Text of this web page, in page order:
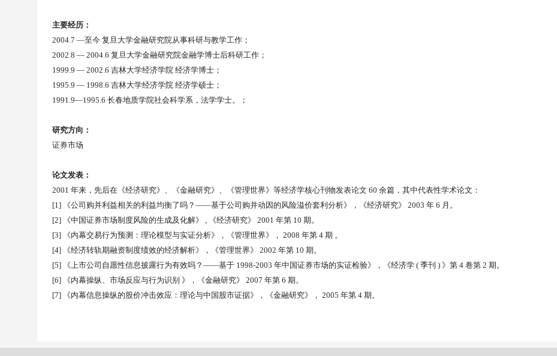
主要经历：
2004.7 —至今 复旦大学金融研究院从事科研与教学工作；
2002.8 — 2004.6 复旦大学金融研究院金融学博士后科研工作；
1999.9 — 2002.6 吉林大学经济学院 经济学博士；
1995.9 — 1998.6 吉林大学经济学院 经济学硕士；
1991.9—1995.6 长春地质学院社会科学系，法学学士。；
研究方向：
证券市场
论文发表：
2001 年来，先后在《经济研究》、《金融研究》、《管理世界》等经济学核心刊物发表论文 60 余篇，其中代表性学术论文：
[1]
《公司购并利益相关的利益均衡了吗？ ——基于公司购并动因的风险溢价套利分析》，《经济研究》 2003 年 6 月。
[2]
《中国证券市场制度风险的生成及化解》 , 《经济研究》 2001 年第 10 期。
[3]
《内幕交易行为预测：理论模型与实证分析》，《管理世界》， 2008 年第 4 期 。
[4]
《经济转轨期融资制度绩效的经济解析》，《管理世界》 2002 年第 10 期。
[5]
《上市公司自愿性信息披露行为有效吗？ ——基于 1998-2003 年中国证券市场的实证检验》，《经济学 ( 季刊 ) 》第 4 卷第 2 期。
[6]
《内幕操纵、市场反应与行为识别 》，《金融研究》 2007 年第 6 期。
[7]
《内幕信息操纵的股价冲击效应：理论与中国股市证据》，《金融研究》， 2005 年第 4 期。